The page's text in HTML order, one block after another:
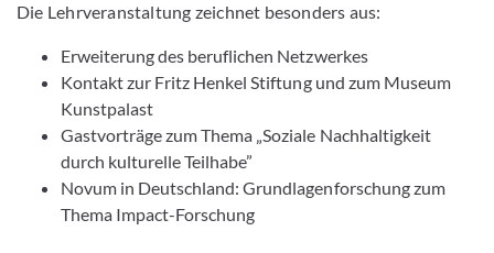
Die Lehrveranstaltung zeichnet besonders aus:
Erweiterung des beruflichen Netzwerkes
Kontakt zur Fritz Henkel Stiftung und zum Museum
Kunstpalast
Gastvorträge zum Thema „Soziale Nachhaltigkeit
durch kulturelle Teilhabe”
Novum in Deutschland: Grundlagenforschung zum
Thema Impact-Forschung